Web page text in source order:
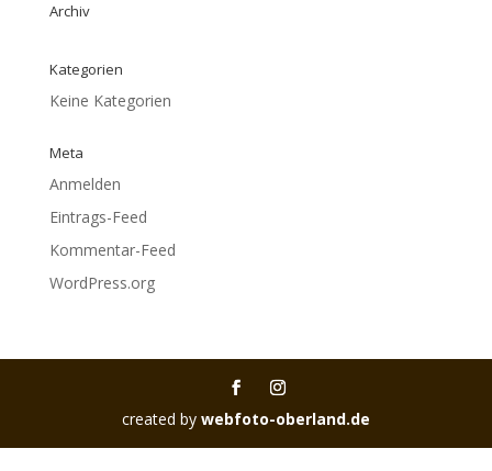
Archiv
Kategorien
Keine Kategorien
Meta
Anmelden
Eintrags-Feed
Kommentar-Feed
WordPress.org
created by webfoto-oberland.de